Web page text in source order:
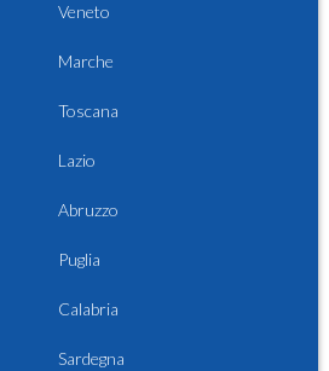
Veneto
Marche
Toscana
Lazio
Abruzzo
Puglia
Calabria
Sardegna